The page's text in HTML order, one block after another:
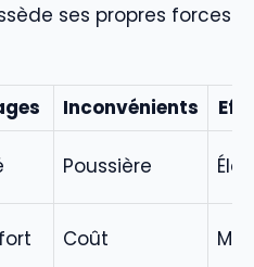
ses propres forces
Inconvénients
Poussière
Coût